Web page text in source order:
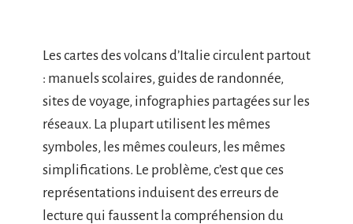
Les cartes des volcans d’Italie circulent partout
: manuels scolaires, guides de randonnée,
sites de voyage, infographies partagées sur les
réseaux. La plupart utilisent les mêmes
symboles, les mêmes couleurs, les mêmes
simplifications. Le problème, c’est que ces
représentations induisent des erreurs de
lecture qui faussent la compréhension du